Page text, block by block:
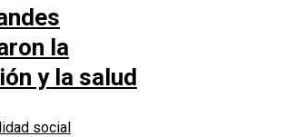
la
y la salud
social